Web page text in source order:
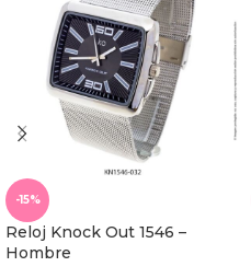
-15%
Reloj Knock Out 1546 –
Hombre